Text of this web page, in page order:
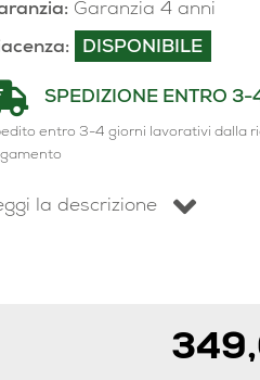
Garanzia 4 anni
DISPONIBILE
SPEDIZIONE ENTRO 3-
entro 3-4 giorni lavorativi dalla
la descrizione